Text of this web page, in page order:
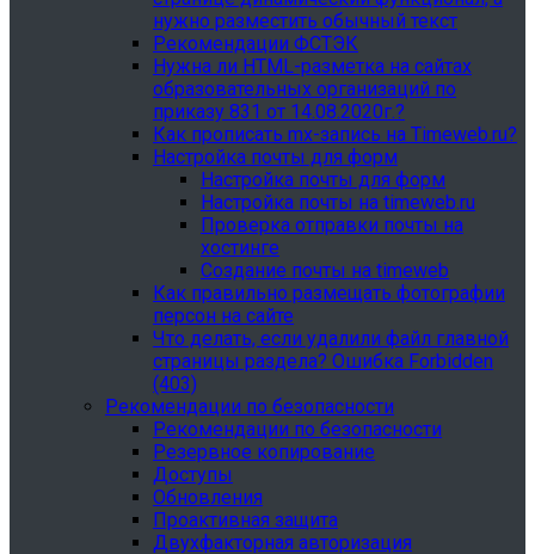
нужно разместить обычный текст
Рекомендации ФСТЭК
Нужна ли HTML-разметка на сайтах
образовательных организаций по
приказу 831 от 14.08.2020г.?
Как прописать mx-запись на Timeweb.ru?
Настройка почты для форм
Настройка почты для форм
Настройка почты на timeweb.ru
Проверка отправки почты на
хостинге
Создание почты на timeweb
Как правильно размещать фотографии
персон на сайте
Что делать, если удалили файл главной
страницы раздела? Ошибка Forbidden
(403)
Рекомендации по безопасности
Рекомендации по безопасности
Резервное копирование
Доступы
Обновления
Проактивная защита
Двухфакторная авторизация